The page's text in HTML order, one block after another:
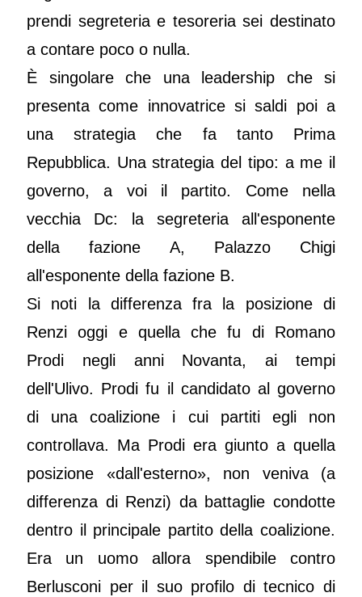
prendi segreteria e tesoreria sei destinato
a contare poco o nulla.
È singolare che una leadership che si
presenta come innovatrice si saldi poi a
una strategia che fa tanto Prima
Repubblica. Una strategia del tipo: a me il
governo, a voi il partito. Come nella
vecchia Dc: la segreteria all'esponente
della fazione A, Palazzo Chigi
all'esponente della fazione B.
Si noti la differenza fra la posizione di
Renzi oggi e quella che fu di Romano
Prodi negli anni Novanta, ai tempi
dell'Ulivo. Prodi fu il candidato al governo
di una coalizione i cui partiti egli non
controllava. Ma Prodi era giunto a quella
posizione «dall'esterno», non veniva (a
differenza di Renzi) da battaglie condotte
dentro il principale partito della coalizione.
Era un uomo allora spendibile contro
Berlusconi per il suo profilo di tecnico di